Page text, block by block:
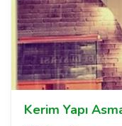
Kerim Yapı